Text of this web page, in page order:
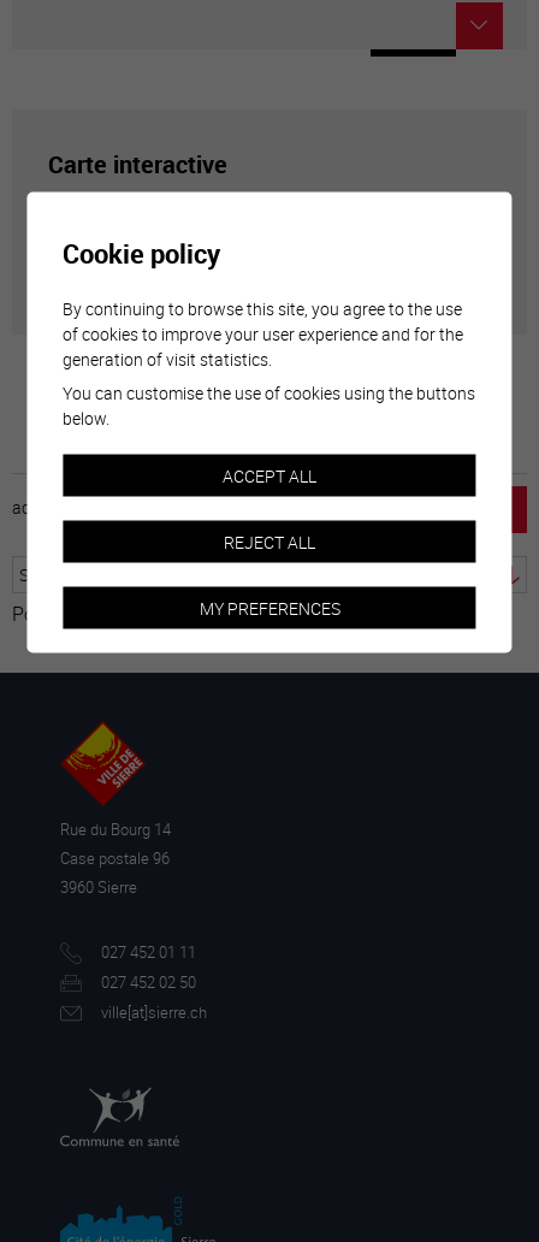
Carte interactive
de Sierre.
accueil
Powered by Translate
Rue du Bourg 14
Case postale 96
3960 Sierre
027 452 01 11
027 452 02 50
ville[at]sierre.ch
Cookie policy
By continuing to browse this site, you agree to the use
of cookies to improve your user experience and for the
generation of visit statistics.
You can customise the use of cookies using the buttons
below.
ACCEPT ALL
REJECT ALL
MY PREFERENCES